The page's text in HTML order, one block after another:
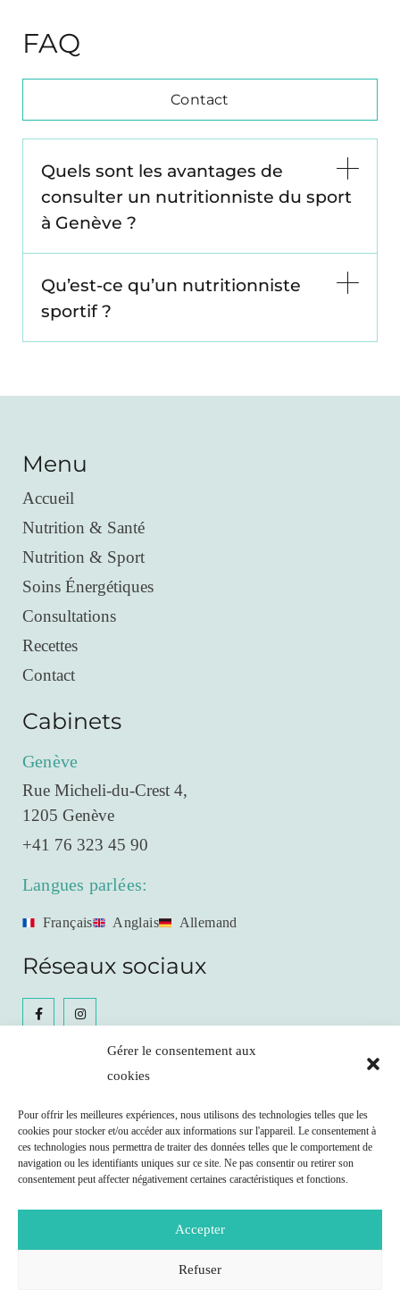
Gérer le consentement aux
cookies
Pour offrir les meilleures expériences, nous utilisons des technologies telles que les
cookies pour stocker et/ou accéder aux informations sur l'appareil. Le consentement à
ces technologies nous permettra de traiter des données telles que le comportement de
navigation ou les identifiants uniques sur ce site. Ne pas consentir ou retirer son
consentement peut affecter négativement certaines caractéristiques et fonctions.
Accepter
Refuser
FAQ
Contact
Quels sont les avantages de
consulter un nutritionniste du sport
à Genève ?
Qu’est-ce qu’un nutritionniste
sportif ?
Menu
Accueil
Nutrition & Santé
Nutrition & Sport
Soins Énergétiques
Consultations
Recettes
Contact
Cabinets
Genève
Rue Micheli-du-Crest 4,
1205 Genève
+41 76 323 45 90
Langues parlées:
Français Anglais Allemand
Réseaux sociaux
Prendre RDV
Remboursement possible par votre caisse maladie
selon les clauses de votre contrat.
Nutritionniste agréée ASCA (N° J209062)